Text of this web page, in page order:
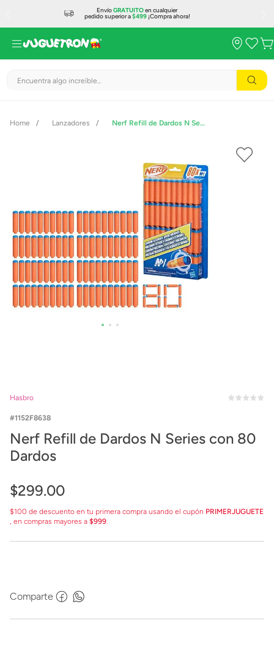
EnvíoGRATUITOen cualquier
pedido superior a$499¡Compra ahora!
Encuentra algo increíble...
Lanzadores Nerf Refill de Dardos N Series con 80 Dardos
Hasbro
1152F8638
Nerf Refill de Dardos N Series con 80
Dardos
$299.00
$100 de descuento en tu primera compra usando el cupón PRIMERJUGUETE
, en compras mayores a $999.
Comparte